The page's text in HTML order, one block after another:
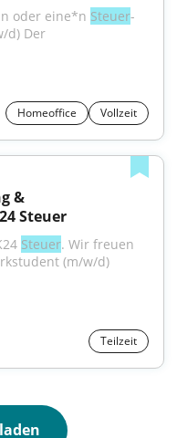
oder eine*n Steuer-
d) Der
Homeoffice Vollzeit
&
Steuer
Steuer. Wir freuen
(m/w/d)
Teilzeit